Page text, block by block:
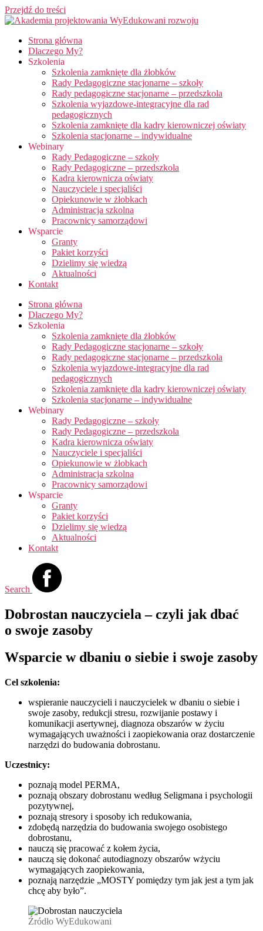
Przejdź do treści
Strona główna
Dlaczego My?
Szkolenia
Szkolenia zamknięte dla żłobków
Rady Pedagogiczne stacjonarne – szkoły
Rady pedagogiczne stacjonarne – przedszkola
Szkolenia wyjazdowe-integracyjne dla rad
pedagogicznych
Szkolenia zamknięte dla kadry kierowniczej oświaty
Szkolenia stacjonarne – indywidualne
Webinary
Rady Pedagogiczne – szkoły
Rady Pedagogiczne – przedszkola
Kadra kierownicza oświaty
Nauczyciele i specjaliści
Opiekunowie w żłobkach
Administracja szkolna
Pracownicy samorządowi
Wsparcie
Granty
Pakiet korzyści
Dzielimy się wiedzą
Aktualności
Kontakt
Strona główna
Dlaczego My?
Szkolenia
Szkolenia zamknięte dla żłobków
Rady Pedagogiczne stacjonarne – szkoły
Rady pedagogiczne stacjonarne – przedszkola
Szkolenia wyjazdowe-integracyjne dla rad
pedagogicznych
Szkolenia zamknięte dla kadry kierowniczej oświaty
Szkolenia stacjonarne – indywidualne
Webinary
Rady Pedagogiczne – szkoły
Rady Pedagogiczne – przedszkola
Kadra kierownicza oświaty
Nauczyciele i specjaliści
Opiekunowie w żłobkach
Administracja szkolna
Pracownicy samorządowi
Wsparcie
Granty
Pakiet korzyści
Dzielimy się wiedzą
Aktualności
Kontakt
Search
Dobrostan nauczyciela – czyli jak dbać
o swoje zasoby
Wsparcie w dbaniu o siebie i swoje zasoby
Cel szkolenia:
wspieranie nauczycieli i nauczycielek w dbaniu o siebie i
swoje zasoby, redukcji stresu, rozwijanie postawy i
komunikacji asertywnej, diagnoza obszarów w życiu
wymagających uważności i zaopiekowania oraz dostarczenie
narzędzi do budowania dobrostanu.
Uczestnicy:
poznają model PERMA,
poznają obszary dobrostanu według Seligmana i psychologii
pozytywnej,
poznają stresory i sposoby ich redukowania,
zdobędą narzędzia do budowania swojego osobistego
dobrostanu,
nauczą się pracować z kołem życia,
nauczą się dokonać autodiagnozy obszarów wżyciu
wymagających zaopiekowania,
poznają narzędzie „MOSTY pomiędzy tym jak jest a tym jak
chcę aby było”.
Źródło WyEdukowani